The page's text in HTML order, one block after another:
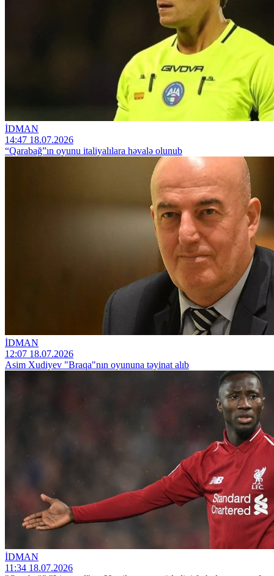
İDMAN
14:47 18.07.2026
“Qarabağ”ın oyunu italiyalılara həvalə olunub
İDMAN
12:07 18.07.2026
Asim Xudiyev "Braqa"nın oyununa təyinat alıb
İDMAN
11:34 18.07.2026